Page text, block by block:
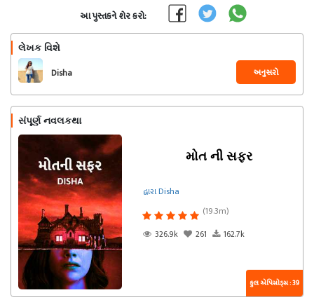
આ પુસ્તકને શેર કરો:
લેખક વિશે
Disha અનુસરો
સંપૂર્ણ નવલકથા
મોત ની સફર
દ્વારા Disha
(19.3m)
326.9k
261 162.7k
કુલ એપિસોડ્સ : 39